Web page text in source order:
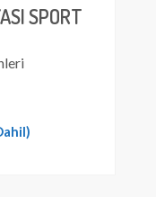
SPORT